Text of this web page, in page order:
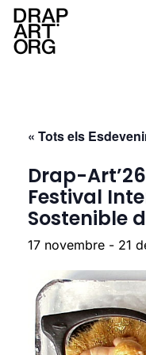
Skip to main
« Tots els
Drap-
Festival
Sostenible
17 novembre - 21